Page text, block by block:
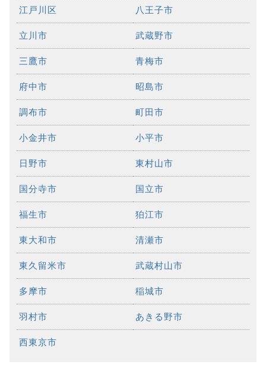
江戸川区 八王子市
立川市 武蔵野市
三鷹市 青梅市
府中市 昭島市
調布市 町田市
小金井市 小平市
日野市 東村山市
国分寺市 国立市
福生市 狛江市
東大和市 清瀬市
東久留米市 武蔵村山市
多摩市 稲城市
羽村市 あきる野市
西東京市